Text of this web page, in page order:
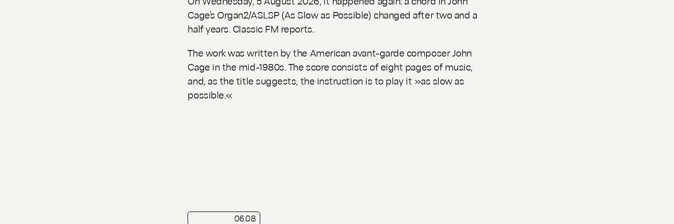
Cage’s Organ2/ASLSP(As Slow as Possible) changed after two and a
half years. Classic FM reports.
The work was written by the American avant-garde composer John
Cage in the mid-1980s. The score consists of eight pages of music,
and, as the title suggests, the instruction is to play it »as slow as
possible.«
06.08